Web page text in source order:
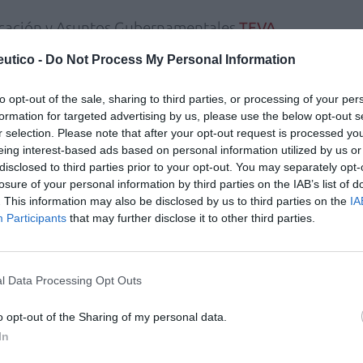
- Do Not Process My Personal Information
opt-out of the sale, sharing to third parties, or processing of your
for targeted advertising by us, please use the below opt-out
selection. Please note that after your opt-out request is processed
interest-based ads based on personal information utilized by us
to third parties prior to your opt-out. You may separately
of your personal information by third parties on the IAB’s list of
This information may also be disclosed by us to third parties on the
Participants that may further disclose it to other third parties.
Data Processing Opt Outs
opt-out of the Sharing of my personal data.
y Asuntos GubernamentalesTEVA,
y política que atraviesa Europa y de
farmacéutica, al tiempo que reclama
la propia Unión Europea la apoyen.
preferida de Google
de actualidad.
ACTIVAR AHORA